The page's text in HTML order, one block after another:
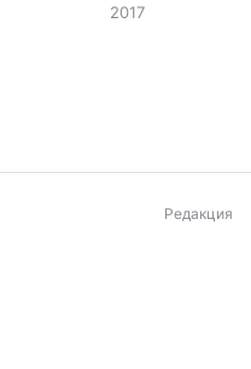
2017
Редакция